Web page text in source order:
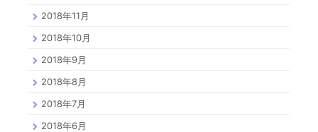
2018年11月
2018年10月
2018年9月
2018年8月
2018年7月
2018年6月